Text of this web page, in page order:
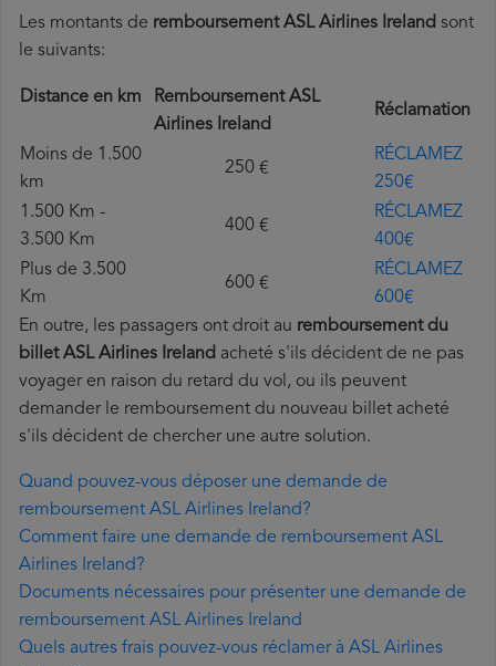
Les montants de remboursement ASL Airlines Ireland sont
le suivants:
Distance en km
Remboursement ASL
Airlines Ireland
Réclamation
Moins de 1.500
km
250 €
RÉCLAMEZ
250€
1.500 Km -
3.500 Km
400 €
RÉCLAMEZ
400€
Plus de 3.500
Km
600 €
RÉCLAMEZ
600€
En outre, les passagers ont droit au remboursement du
billet ASL Airlines Ireland acheté s'ils décident de ne pas
voyager en raison du retard du vol, ou ils peuvent
demander le remboursement du nouveau billet acheté
s'ils décident de chercher une autre solution.
Quand pouvez-vous déposer une demande de
remboursement ASL Airlines Ireland?
Comment faire une demande de remboursement ASL
Airlines Ireland?
Documents nécessaires pour présenter une demande de
remboursement ASL Airlines Ireland
Quels autres frais pouvez-vous réclamer à ASL Airlines